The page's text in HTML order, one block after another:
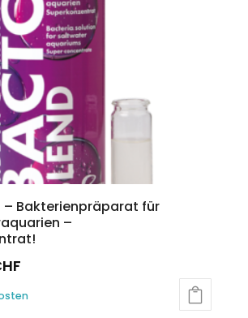
– Bakterienpräparat für
–